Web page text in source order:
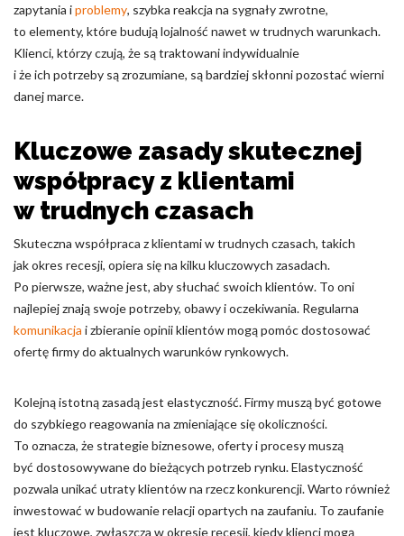
zapytania iproblemy, szybka reakcja na sygnały zwrotne,
to elementy, które budują lojalność nawet w trudnych warunkach.
Klienci, którzy czują, że są traktowani indywidualnie
i że ich potrzeby są zrozumiane, są bardziej skłonni pozostać wierni
danej marce.
Kluczowe zasady skutecznej
współpracy z klientami
w trudnych czasach
Skuteczna współpraca z klientami w trudnych czasach, takich
jak okres recesji, opiera się na kilku kluczowych zasadach.
Po pierwsze, ważne jest, aby słuchać swoich klientów. To oni
najlepiej znają swoje potrzeby, obawy i oczekiwania. Regularna
komunikacja i zbieranie opinii klientów mogą pomóc dostosować
ofertę firmy do aktualnych warunków rynkowych.
Kolejną istotną zasadą jest elastyczność. Firmy muszą być gotowe
do szybkiego reagowania na zmieniające się okoliczności.
To oznacza, że strategie biznesowe, oferty i procesy muszą
być dostosowywane do bieżących potrzeb rynku. Elastyczność
pozwala unikać utraty klientów na rzecz konkurencji. Warto również
inwestować w budowanie relacji opartych na zaufaniu. To zaufanie
jest kluczowe, zwłaszcza w okresie recesji, kiedy klienci mogą